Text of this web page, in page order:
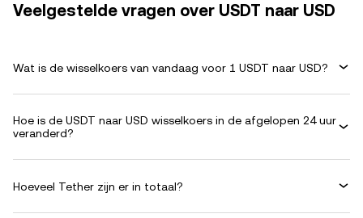
Veelgestelde vragen over USDT naar USD
Wat is de wisselkoers van vandaag voor 1 USDT naar USD?
Hoe is de USDT naar USD wisselkoers in de afgelopen 24 uur
veranderd?
Hoeveel Tether zijn er in totaal?